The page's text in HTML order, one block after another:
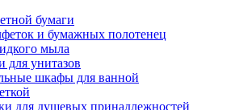
бумаги
и бумажных полотенец
мыла
унитазов
шкафы для ванной
для душевых принадлежностей